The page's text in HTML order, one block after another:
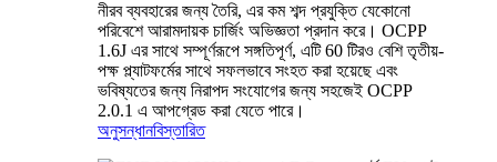
নীরব ব্যবহারের জন্য তৈরি, এর কম শব্দ প্রযুক্তি যেকোনো
পরিবেশে আরামদায়ক চার্জিং অভিজ্ঞতা প্রদান করে। OCPP
1.6J এর সাথে সম্পূর্ণরূপে সঙ্গতিপূর্ণ, এটি 60 টিরও বেশি তৃতীয়-
পক্ষ প্ল্যাটফর্মের সাথে সফলভাবে সংহত করা হয়েছে এবং
ভবিষ্যতের জন্য নিরাপদ সংযোগের জন্য সহজেই OCPP
2.0.1 এ আপগ্রেড করা যেতে পারে।
অনুসন্ধানবিস্তারিত